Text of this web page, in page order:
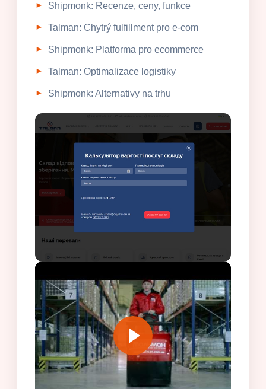
Shipmonk: Recenze, ceny, funkce
Talman: Chytrý fulfillment pro e-com
Shipmonk: Platforma pro ecommerce
Talman: Optimalizace logistiky
Shipmonk: Alternativy na trhu